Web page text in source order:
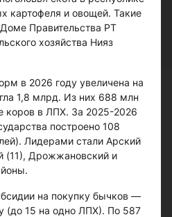
картофеля и овощей. Такие
Правительства РТ
хозяйства Нияз
в 2026 году увеличена на
1,8 млрд. Из них 688 млн
коров в ЛПХ. За 2025-2026
построено 108
Лидерами стали Арский
(11), Дрожжановский и
на покупку бычков —
(до 15 на одно ЛПХ). По 587